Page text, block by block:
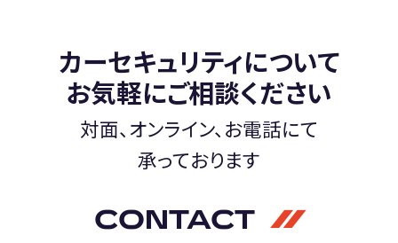
カーセキュリティについて
お気軽にご相談ください
対面、オンライン、お電話にて
承っております
CONTACT
A2M USC
アップデートサポートセンター
A2M 横浜
CONTACT
お問い合わせ